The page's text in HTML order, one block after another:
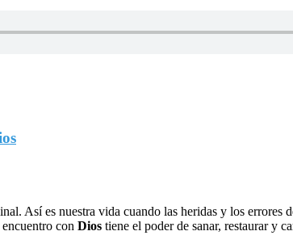
Así es nuestra vida cuando las heridas y los errores
con Dios tiene el poder de sanar, restaurar y